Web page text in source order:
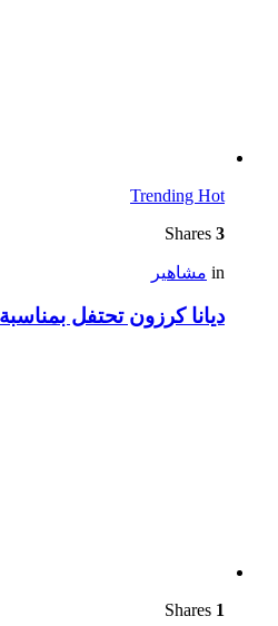
Trending Hot
3
in مشاهير
ديانا كرزون تحتفل
1